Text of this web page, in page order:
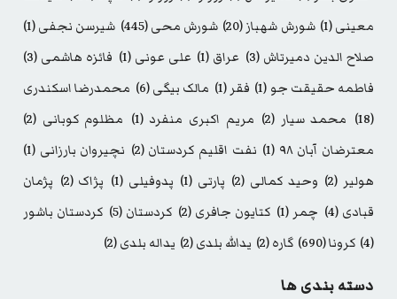
معینی(1) شورش شهباز(20) شورش محی(445) شیرسن نجفی(1)
صلاح الدین دمیرتاش (3) عراق (1) علی عونی (1) فائزه هاشمی (3)
فاطمه حقیقت جو (1) فقر (1) مالک بیگی(6)
محمدرضا اسکندری
(18)
محمد سیار (2) مریم اکبری منفرد (1) مظلوم کوبانی (2)
معترضان آبان ۹۸
(1) نفت اقلیم کردستان (2) نچیروان بارزانی (1)
هولیر (2) وحید کمالی (2) پارتی (1) پدوفیلی (1) پژاک (2)
پژمان
قبادی (4) چمر (1) کتایون جافری (2) کردستان (5)
کردستان باشور
(4)
کرونا(690) گاره(2) یدالله بلدی(2) یداله بلدی(2)
دسته بندی ها